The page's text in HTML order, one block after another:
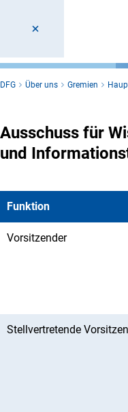
DFG Über uns Gremien
Ausschuss für
und
Funktion
Vorsitzender
Stellvertretende